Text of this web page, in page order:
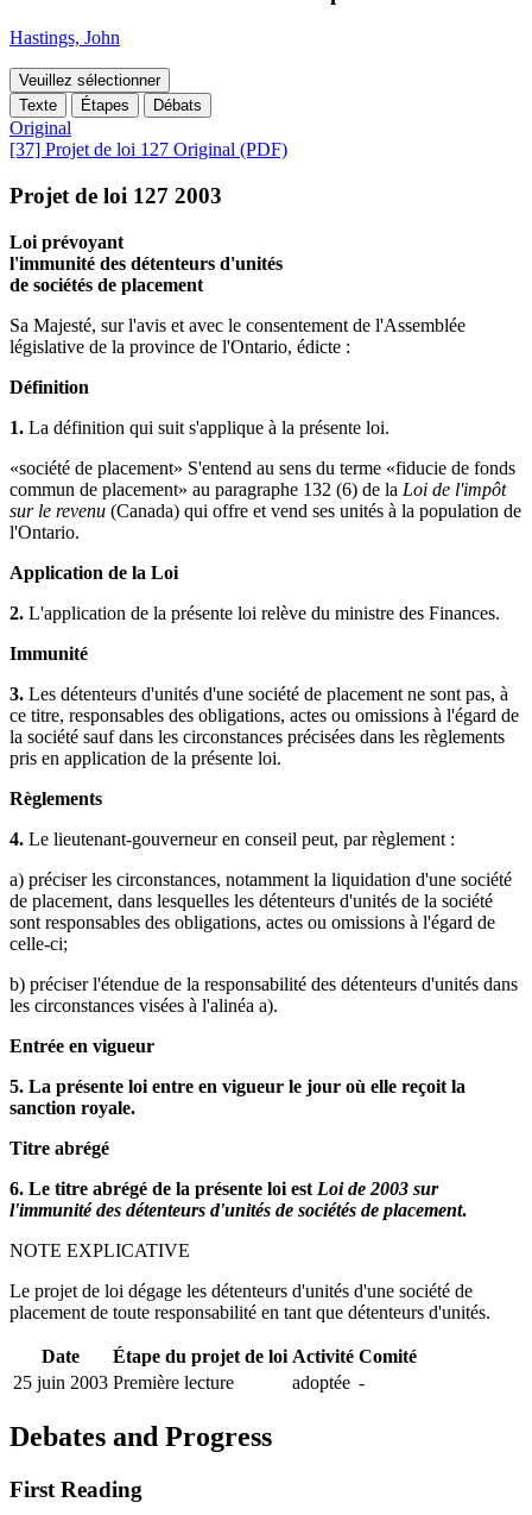
Hastings, John
Veuillez sélectionner
Texte
Étapes Débats
Original
[37] Projet de loi 127 Original (PDF)
Projet de loi 127 2003
Loi prévoyant
l'immunité des détenteurs d'unités
de sociétés de placement
Sa Majesté, sur l'avis et avec le consentement de l'Assemblée
législative de la province de l'Ontario, édicte :
Définition
1. La définition qui suit s'applique à la présente loi.
«société de placement» S'entend au sens du terme «fiducie de fonds
commun de placement» au paragraphe 132 (6) de la Loi de l'impôt
sur le revenu (Canada) qui offre et vend ses unités à la population de
l'Ontario.
Application de la Loi
2. L'application de la présente loi relève du ministre des Finances.
Immunité
3. Les détenteurs d'unités d'une société de placement ne sont pas, à
ce titre, responsables des obligations, actes ou omissions à l'égard de
la société sauf dans les circonstances précisées dans les règlements
pris en application de la présente loi.
Règlements
4. Le lieutenant-gouverneur en conseil peut, par règlement :
a) préciser les circonstances, notamment la liquidation d'une société
de placement, dans lesquelles les détenteurs d'unités de la société
sont responsables des obligations, actes ou omissions à l'égard de
celle-ci;
b) préciser l'étendue de la responsabilité des détenteurs d'unités dans
les circonstances visées à l'alinéa a).
Entrée en vigueur
5. La présente loi entre en vigueur le jour où elle reçoit la
sanction royale.
Titre abrégé
6. Le titre abrégé de la présente loi est Loi de 2003 sur
l'immunité des détenteurs d'unités de sociétés de placement.
NOTE EXPLICATIVE
Le projet de loi dégage les détenteurs d'unités d'une société de
placement de toute responsabilité en tant que détenteurs d'unités.
Date Étape du projet de loi Activité Comité
25 juin 2003 Première lecture adoptée -
Debates and Progress
First Reading